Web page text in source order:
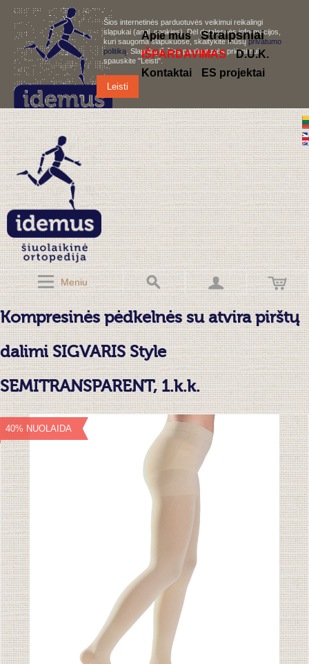
Šios internetinės parduotuvės veikimui reikalingi
slapukai (angl. cookies). Dėl detalesnės informacijos,
kuri saugoma slapukuose, skaitykite mūsųprivatumo
politiką . Slapukų iš šios parduotuvės priėmimui,
spauskite "Leisti".
Leisti
Meniu
Apie mus Straipsniai
IŠPARDAVIMAS
D.U.K.
Kontaktai
ES projektai
Kompresinės pėdkelnės su atvira pirštų
dalimi SIGVARIS Style
SEMITRANSPARENT, 1.k.k.
40% NUOLAIDA